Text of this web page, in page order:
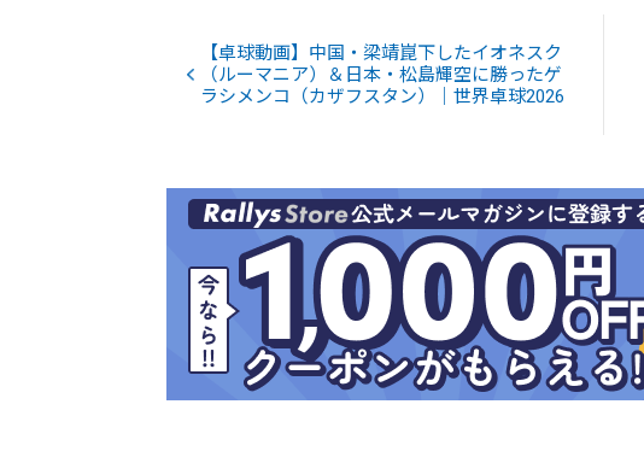
【卓球動画】中国・梁靖崑下したイオネスク
（ルーマニア）＆日本・松島輝空に勝ったゲ
ラシメンコ（カザフスタン）｜世界卓球2026